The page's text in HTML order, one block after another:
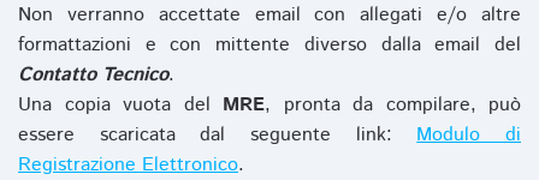
Non verranno accettate email con allegati e/o altre
formattazioni e con mittente diverso dalla email del
Contatto Tecnico.
Una copia vuota del MRE, pronta da compilare, può
essere scaricata dal seguente link:Modulo di
Registrazione Elettronico.